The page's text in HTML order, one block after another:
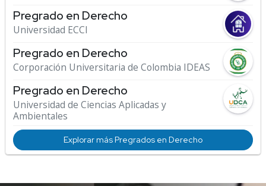
Pregrado en Derecho
Universidad ECCI
Pregrado en Derecho
Corporación Universitaria de Colombia IDEAS
Pregrado en Derecho
Universidad de Ciencias Aplicadas y
Ambientales
Explorar más Pregrados en Derecho